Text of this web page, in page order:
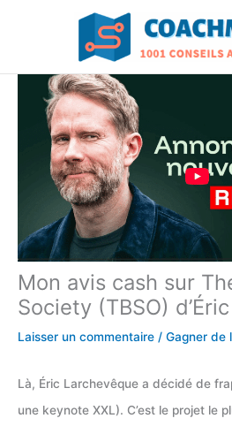
Mon avis cash sur
Society (TBSO)
Laisser un commentaire / Gagner de
Là, Éric Larchevêque a décidé de
une keynote XXL). C’est le projet le